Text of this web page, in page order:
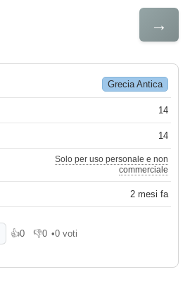
→
Grecia Antica
14
14
Solo per uso personale e non
commerciale
2 mesi fa
👍0
Mi piace
👎0
Non mi piace
•0 voti